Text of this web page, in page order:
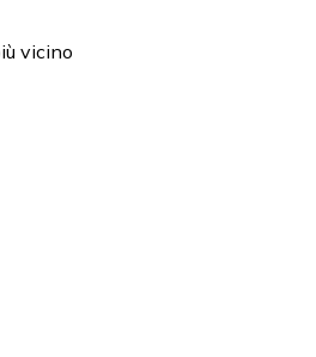
vicino